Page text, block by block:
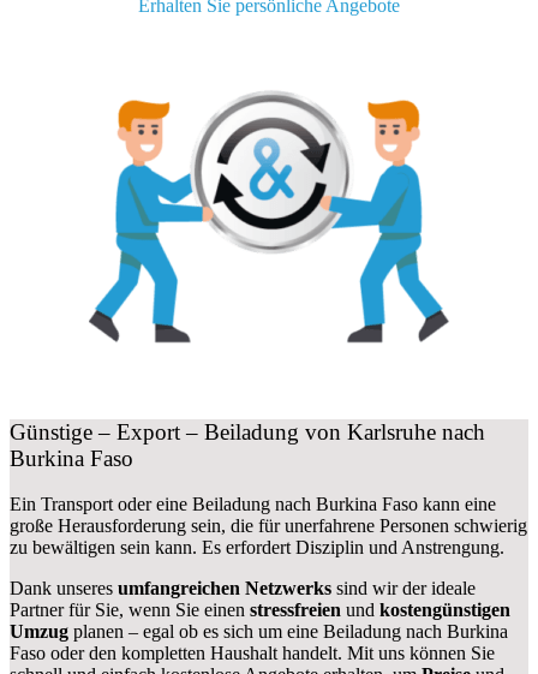
Erhalten Sie persönliche Angebote
Günstige – Export – Beiladung von Karlsruhe nach
Burkina Faso
Ein Transport oder eine Beiladung nach Burkina Faso kann eine
große Herausforderung sein, die für unerfahrene Personen schwierig
zu bewältigen sein kann. Es erfordert Disziplin und Anstrengung.
Dank unseres umfangreichen Netzwerks sind wir der ideale
Partner für Sie, wenn Sie einen stressfreien und kostengünstigen
Umzug planen – egal ob es sich um eine Beiladung nach Burkina
Faso oder den kompletten Haushalt handelt. Mit uns können Sie